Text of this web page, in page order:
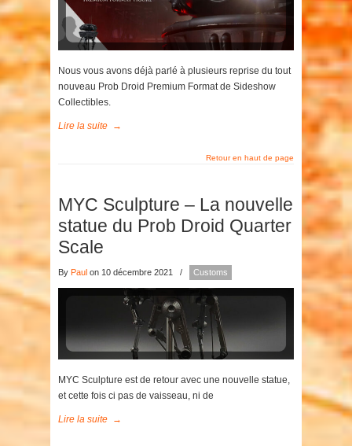
Nous vous avons déjà parlé à plusieurs reprise du tout
nouveau Prob Droid Premium Format de Sideshow
Collectibles.
Lire la suite →
Retour en haut de page
MYC Sculpture – La nouvelle
statue du Prob Droid Quarter
Scale
By Paul on 10 décembre 2021 / Customs
MYC Sculpture est de retour avec une nouvelle statue,
et cette fois ci pas de vaisseau, ni de
Lire la suite →